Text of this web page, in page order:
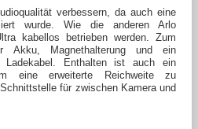
verbessern, da auch eine
wurde. Wie die anderen Arlo
kabellos betrieben werden. Zum
Akku, Magnethalterung und ein
Ladekabel. Enthalten ist auch ein
eine erweiterte Reichweite zu
für zwischen Kamera und